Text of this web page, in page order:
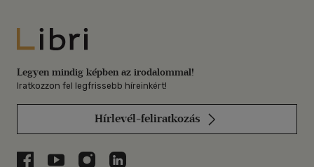
Libri
Legyen mindig képben az irodalommal!
Iratkozzon fel legfrissebb híreinkért!
Hírlevél-feliratkozás
Libri a Facebookon
Libri a Youtube-on
Libri az Instagramon
Libri a LinkedInen